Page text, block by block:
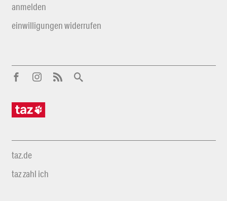
anmelden
einwilligungen widerrufen
taz.de
taz zahl ich